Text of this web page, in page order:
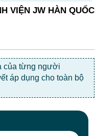
VIỆN JW HÀN QUỐC
của từng người
áp dụng cho toàn bộ